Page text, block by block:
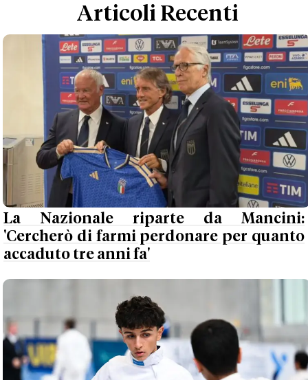
Articoli Recenti
La Nazionale riparte da Mancini:
'Cercherò di farmi perdonare per quanto
accaduto tre anni fa'